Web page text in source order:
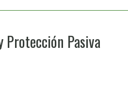
Protección Pasiva